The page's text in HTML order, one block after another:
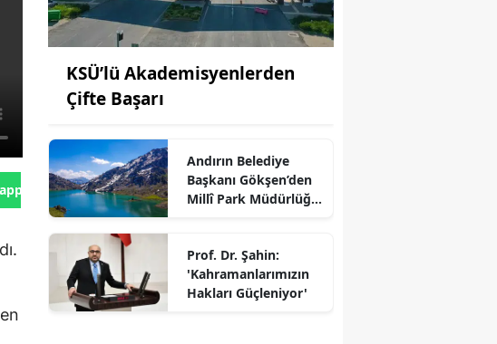
Gönder
KSÜ’lü Akademisyenlerden
Çifte Başarı
Andırın Belediye
Başkanı Gökşen’den
Millî Park Müdürlüğü
Prof. Dr. Şahin:
'Kahramanlarımızın
Hakları Güçleniyor'